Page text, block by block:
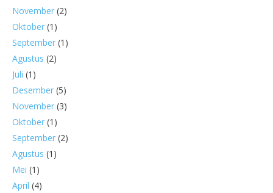
November (2)
Oktober (1)
September (1)
Agustus (2)
Juli (1)
Desember (5)
November (3)
Oktober (1)
September (2)
Agustus (1)
Mei (1)
April (4)